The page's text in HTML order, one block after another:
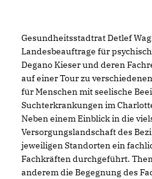
Gesundheitsstadtrat Detlef
Landesbeauftrage für
Degano Kieser und deren
auf einer Tour zu
für Menschen mit seelische
Suchterkrankungen im
Neben einem Einblick in die
Versorgungslandschaft des
jeweiligen Standorten ein
Fachkräften durchgeführt.
anderem die Begegnung des